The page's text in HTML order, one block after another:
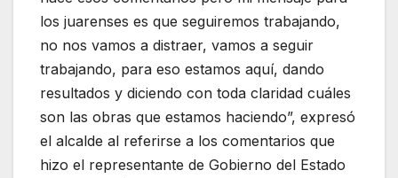
los juarenses es que seguiremos trabajando,
no nos vamos a distraer, vamos a seguir
trabajando, para eso estamos aquí, dando
resultados y diciendo con toda claridad cuáles
son las obras que estamos haciendo”, expresó
el alcalde al referirse a los comentarios que
hizo el representante de Gobierno del Estado